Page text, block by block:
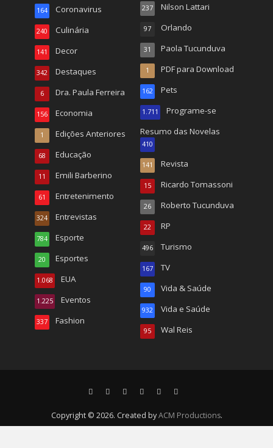
Coronavirus
164
Culinária
240
Decor
141
Destaques
342
Dra. Paula Ferreira
6
Economia
156
Edições Anteriores
1
Educação
68
Emili Barberino
11
Entretenimento
61
Entrevistas
324
Esporte
784
Esportes
20
EUA
1.068
Eventos
1.225
Fashion
337
Nilson Lattari
237
Orlando
97
Paola Tucunduva
31
PDF para Download
1
Pets
162
Programe-se
1.711
Resumo das Novelas
410
Revista
141
Ricardo Tomassoni
15
Roberto Tucunduva
26
RP
22
Turismo
496
TV
167
Vida & Saúde
90
Vida e Saúde
932
Wal Reis
95
Copyright © 2026. Created byACM Productions.